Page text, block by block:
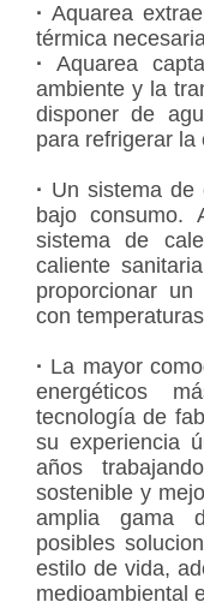
·Aquarea
térmica
·Aquarea
ambiente y la
disponer de
para refrigerar la
· Un sistema de
bajo consumo.
sistema de
caliente
proporcionar un
con
· La mayor
energéticos
tecnología de
su experiencia
años
sostenible y
amplia gama
posibles
estilo de vida,
medioambiental